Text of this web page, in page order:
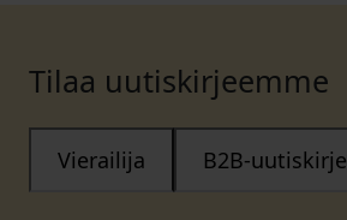
Tilaa uutiskirjeemme
Vierailija B2B-uutiskirje